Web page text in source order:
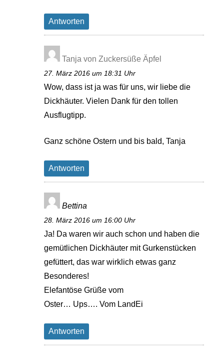
Antworten
Tanja von Zuckersüße Äpfel
27. März 2016 um 18:31 Uhr
Wow, dass ist ja was für uns, wir liebe die
Dickhäuter. Vielen Dank für den tollen
Ausflugtipp.
Ganz schöne Ostern und bis bald, Tanja
Antworten
Bettina
28. März 2016 um 16:00 Uhr
Ja! Da waren wir auch schon und haben die
gemütlichen Dickhäuter mit Gurkenstücken
gefüttert, das war wirklich etwas ganz
Besonderes!
Elefantöse Grüße vom
Oster… Ups…. Vom LandEi
Antworten